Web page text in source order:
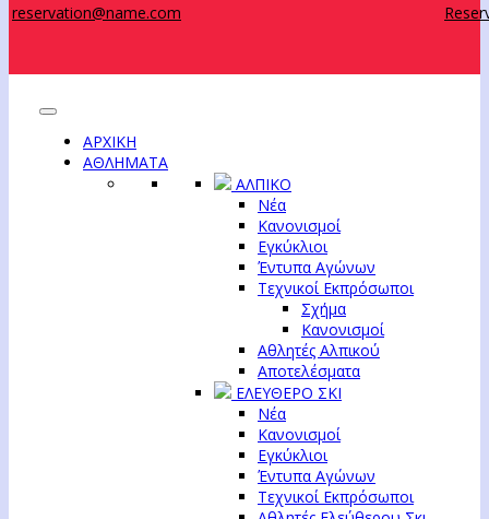
reservation@name.com
ΑΡΧΙΚΗ
ΑΘΛΗΜΑΤΑ
ΑΛΠΙΚΟ
Νέα
Κανονισμοί
Εγκύκλιοι
Έντυπα Αγώνων
Τεχνικοί Εκπρόσωποι
Σχήμα
Κανονισμοί
Αθλητές Αλπικού
Αποτελέσματα
ΕΛΕΥΘΕΡΟ ΣΚΙ
Νέα
Κανονισμοί
Εγκύκλιοι
Έντυπα Αγώνων
Τεχνικοί Εκπρόσωποι